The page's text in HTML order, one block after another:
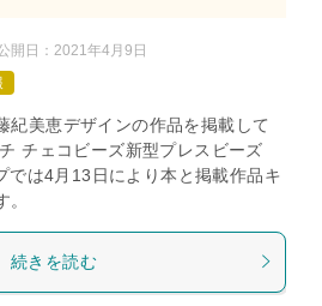
開日： 2021年4月9日
紀美恵デザインの作品を掲載して
チェコビーズ新型プレスビーズ
では4月13日により本と掲載作品キ
続きを読む